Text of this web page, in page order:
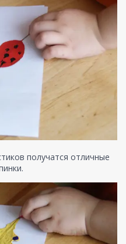
получатся отличные